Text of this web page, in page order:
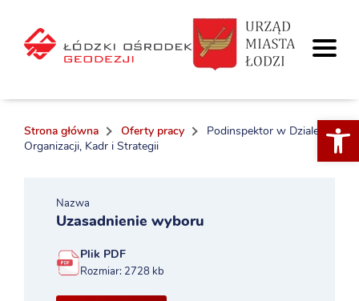
Strona główna Oferty pracy
Podinspektor w Dziale
Organizacji, Kadr i Strategii
Nazwa
Uzasadnienie wyboru
Plik PDF
Rozmiar: 2728 kb